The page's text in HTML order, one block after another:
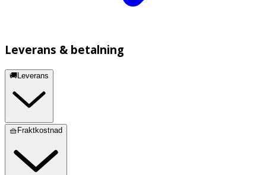
Leverans & betalning
🚚Leverans
🧺Fraktkostnad